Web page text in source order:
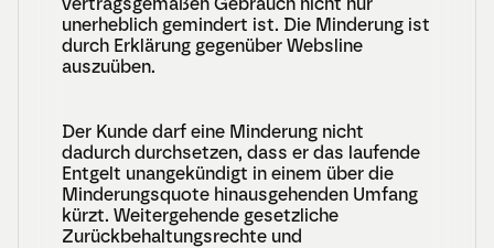
unerheblich gemindert ist. Die Minderung ist
durch Erklärung gegenüber Websline
auszuüben.
Der Kunde darf eine Minderung nicht
dadurch durchsetzen, dass er das laufende
Entgelt unangekündigt in einem über die
Minderungsquote hinausgehenden Umfang
kürzt. Weitergehende gesetzliche
Zurückbehaltungsrechte und